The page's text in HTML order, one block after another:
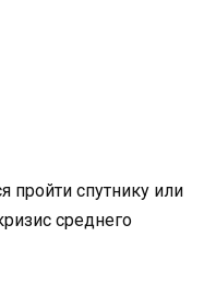
пройти спутнику или
среднего